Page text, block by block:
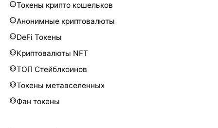
Токены крипто кошельков
Анонимные криптовалюты
DeFi Токены
Криптовалюты NFT
ТОП Стейблкоинов
Токены метавселенных
Фан токены